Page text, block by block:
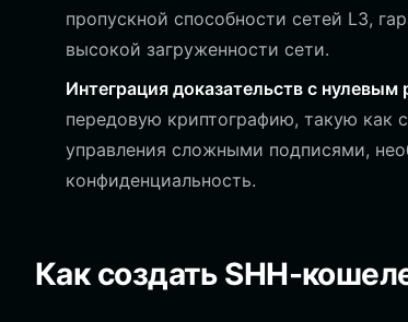
пропускной способности сетей L3,
высокой загруженности сети.
Интеграция доказательств с
передовую криптографию, такую как
управления сложными подписями,
конфиденциальность.
Как создать SHH-